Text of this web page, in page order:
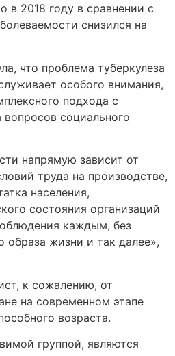
в 2018 году в сравнении с
снизился на
что проблема туберкулеза
особого внимания,
подхода с
социального
напрямую зависит от
труда на производстве,
населения,
состояния организаций
каждым, без
образа жизни и так далее»,
к сожалению, от
на современном этапе
возраста.
группой, являются